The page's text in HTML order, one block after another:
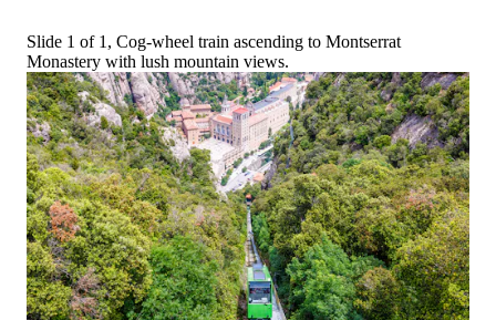
Slide 1 of 1, Cog-wheel train ascending to Montserrat
Monastery with lush mountain views.